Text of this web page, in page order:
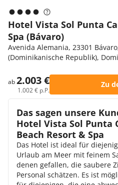
Hotel Vista Sol Punta
Spa (Bávaro)
Avenida Alemania, 23301
(Dominikanische Republik),
ab2.003 €
1.002 € p.P.
Zu
Das sagen unsere
Hotel Vista Sol Punta
Beach Resort & Spa
Das Hotel ist ideal für
Urlaub am Meer mit feinem
denen gefallen, die saubere
Personal schätzen. Es ist